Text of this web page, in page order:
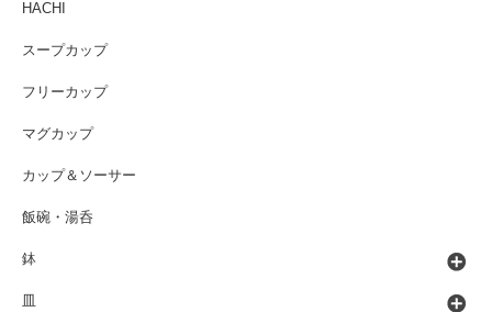
HACHI
スープカップ
フリーカップ
マグカップ
カップ＆ソーサー
飯碗・湯呑
鉢